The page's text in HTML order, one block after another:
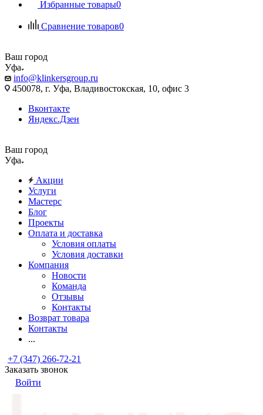
Избранные товары0
Сравнение товаров0
Ваш город
Уфа
info@klinkersgroup.ru
450078, г. Уфа, Владивостокская, 10, офис 3
Вконтакте
Яндекс.Дзен
Ваш город
Уфа
Акции
Услуги
Мастерс
Блог
Проекты
Оплата и доставка
Условия оплаты
Условия доставки
Компания
Новости
Команда
Отзывы
Контакты
Возврат товара
Контакты
...
+7 (347) 266-72-21
Заказать звонок
Войти